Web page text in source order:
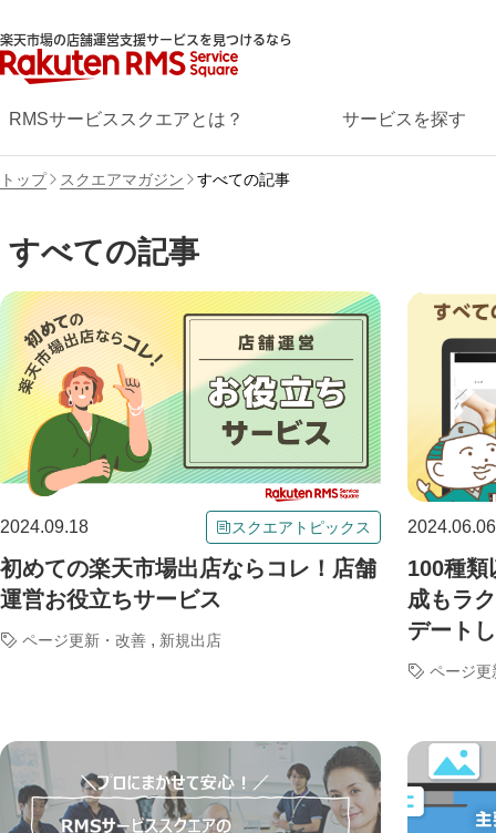
楽天市場の店舗運営支援サービスを見つけるなら
RMSサービススクエアとは？ サービスを探す
トップ スクエアマガジン すべての記事
すべての記事
2024.09.18 スクエアトピックス
初めての楽天市場出店ならコレ！店舗
運営お役立ちサービス
ページ更新・改善 , 新規出店
2024.06.06
100種類
成もラ
デート
ページ更